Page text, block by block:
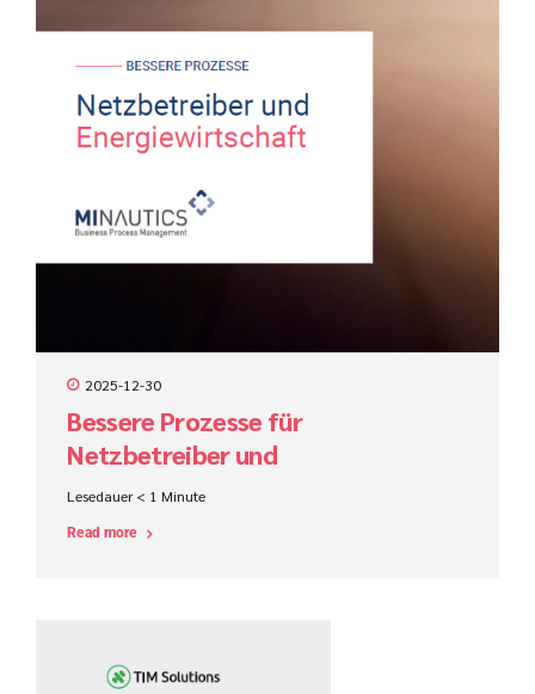
2025-12-30
Bessere Prozesse für
Netzbetreiber und
Energiewirtschaft
Lesedauer < 1 Minute
Read more